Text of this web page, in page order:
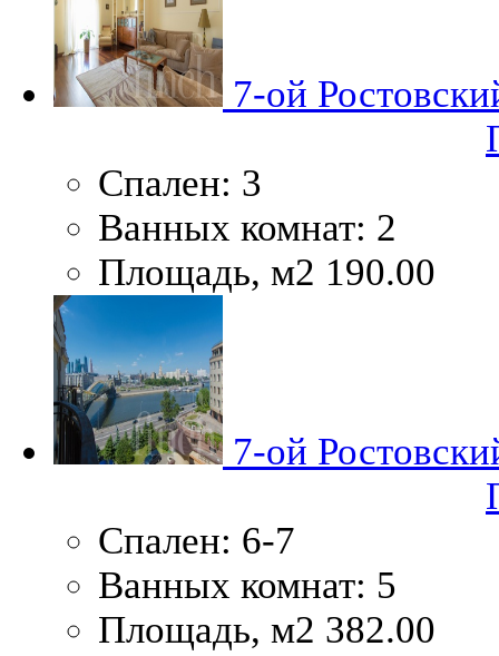
7-ой
Спален: 3
Ванных комнат: 2
Площадь, м2 190.00
7-ой
Спален: 6-7
Ванных комнат: 5
Площадь, м2 382.00